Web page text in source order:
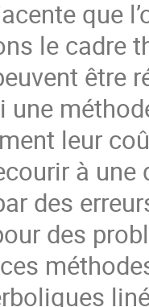
que
le cadre
être
une
leur
à
des
des